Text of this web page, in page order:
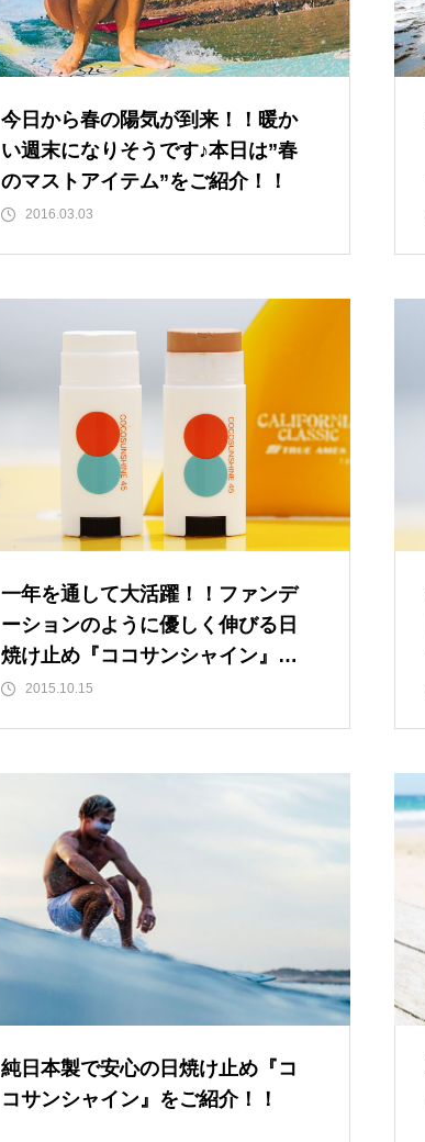
今日から春の陽気が到来！！暖か
い週末になりそうです♪本日は”春
のマストアイテム”をご紹介！！
2016.03.03
一年を通して大活躍！！ファンデ
ーションのように優しく伸びる日
焼け止め『ココサンシャイン』を
どうぞ♪
2015.10.15
純日本製で安心の日焼け止め『コ
コサンシャイン』をご紹介！！